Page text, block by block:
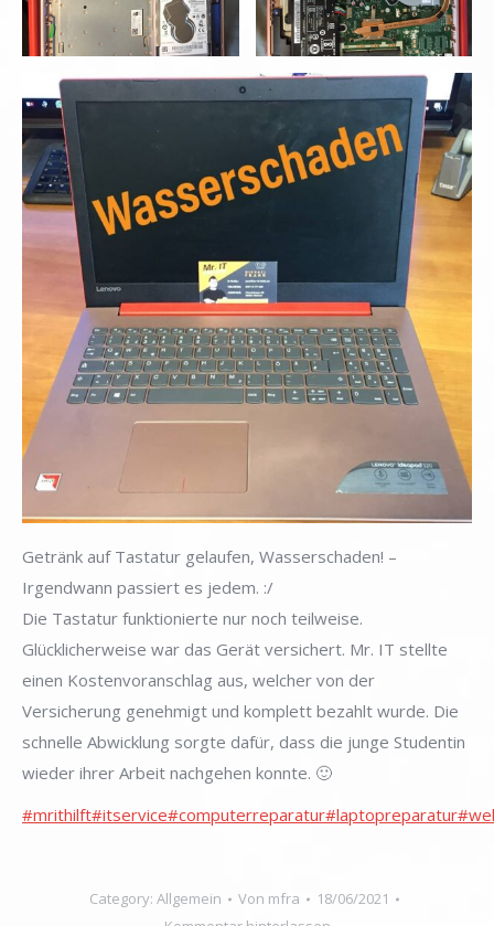
Getränk auf Tastatur gelaufen, Wasserschaden! –
Irgendwann passiert es jedem. :/
Die Tastatur funktionierte nur noch teilweise.
Glücklicherweise war das Gerät versichert. Mr. IT stellte
einen Kostenvoranschlag aus, welcher von der
Versicherung genehmigt und komplett bezahlt wurde. Die
schnelle Abwicklung sorgte dafür, dass die junge Studentin
wieder ihrer Arbeit nachgehen konnte. 🙂
#mrithilft#itservice#computerreparatur#laptopreparatur
Category: Allgemein Von mfra
18/06/2021